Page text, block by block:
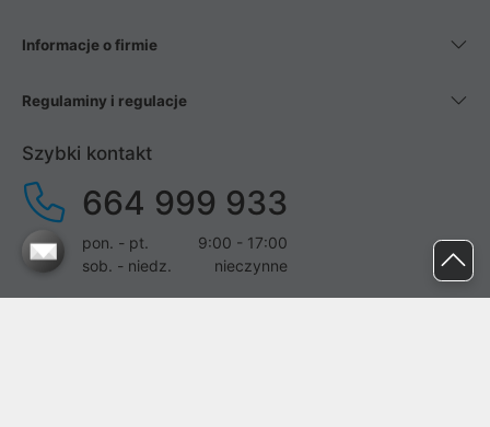
Informacje o firmie
Regulaminy i regulacje
Szybki kontakt
664 999 933
pon. - pt.
9:00 - 17:00
sob. - niedz.
nieczynne